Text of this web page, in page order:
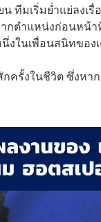
น ทีมเริ่มย่ำแย่ลง
ตำแหน่งก่อนหน้
งในเพื่อนสนิทขอ
ครั้งในชีวิต ซึ่งห